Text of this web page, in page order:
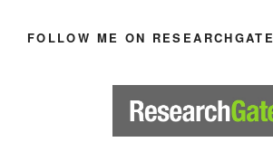
FOLLOW ME ON RESEARCHGATE